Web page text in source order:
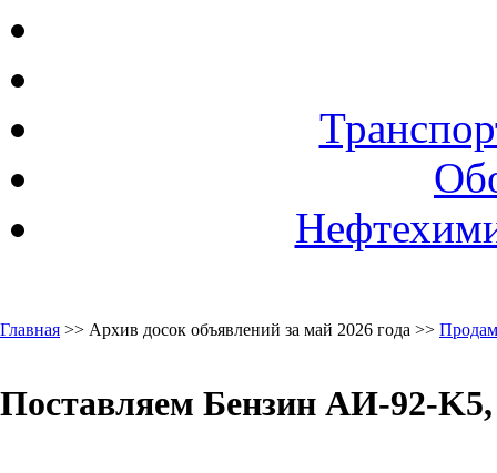
Главная >> Архив досок объявлений за май 2026 года >>
Поставляем Бензин АИ-92-K5,